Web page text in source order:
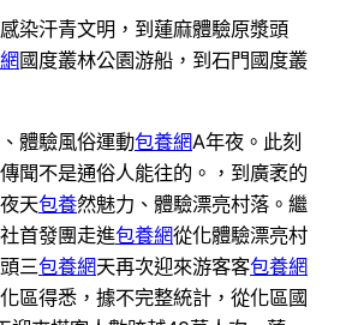
染汗青文明，到蓮麻體驗原漿頭
國度叢林公園游船，到石門國度叢
體驗風俗運動包養網A年夜。此刻
聞不是通俗人能往的。，到廣袤的
天包養然魅力、體驗漂亮村落。繼
首發團走進包養網從化體驗漂亮村
三包養網天再次迎來游客客包養網
區得悉，據不完整統計，從化區國